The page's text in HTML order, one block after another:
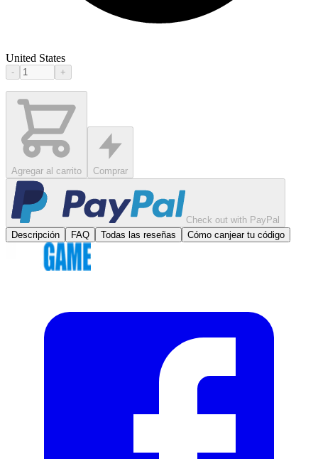
United States
- +
Agregar al carrito Comprar
Check out with PayPal
Descripción
FAQ Todas las reseñas Cómo canjear tu código